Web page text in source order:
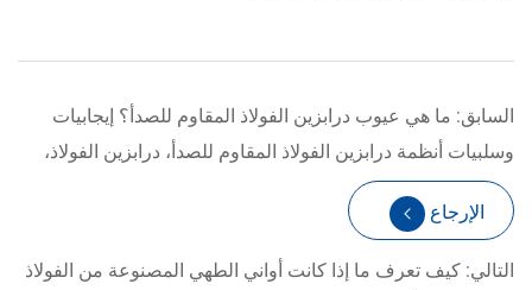
السابق: ما هي عيوب درابزين الفولاذ المقاوم للصدأ؟ إيجابيات
وسلبيات أنظمة درابزين الفولاذ المقاوم للصدأ، درابزين الفولاذ،
ودرابزين الكابلات
الإرجاع
التالي: كيف تعرف ما إذا كانت أواني الطهي المصنوعة من الفولاذ